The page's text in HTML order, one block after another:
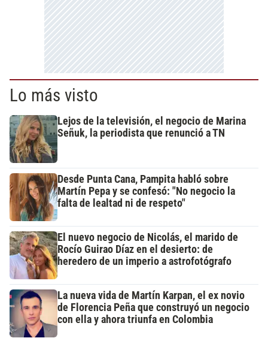
Lo más visto
Lejos de la televisión, el negocio de Marina
Señuk, la periodista que renunció a TN
Desde Punta Cana, Pampita habló sobre
Martín Pepa y se confesó: "No negocio la
falta de lealtad ni de respeto"
El nuevo negocio de Nicolás, el marido de
Rocío Guirao Díaz en el desierto: de
heredero de un imperio a astrofotógrafo
La nueva vida de Martín Karpan, el ex novio
de Florencia Peña que construyó un negocio
con ella y ahora triunfa en Colombia